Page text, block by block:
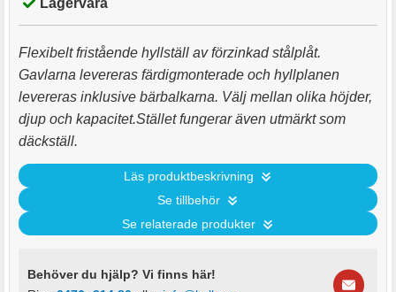
Lagervara
Flexibelt fristående hyllställ av förzinkad stålplåt.
Gavlarna levereras färdigmonterade och hyllplanen
levereras inklusive bärbalkarna. Välj mellan olika höjder,
djup och kapacitet.Stället fungerar även utmärkt som
däckställ.
Läs produktbeskrivning
Se tillbehör
Se relaterade produkter
Behöver du hjälp? Vi finns här!